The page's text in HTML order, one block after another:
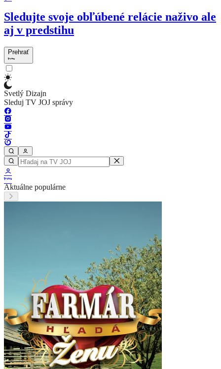
Sledujte svoje obľúbené relácie naživo ale
aj v predstihu
Prehrať
Svetlý Dizajn
Sleduj TV JOJ správy
Aktuálne populárne